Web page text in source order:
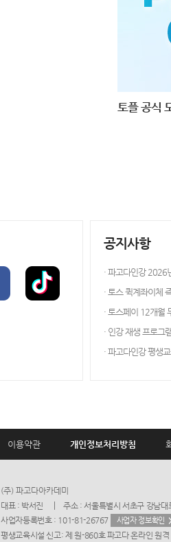
토플 공식
공지사항
· 파고다인강 2026
· 토스 퀵계좌이체
· 토스페이 12개월
· 인강 재생 프로
· 파고다인강 평생
이용약관 개인정보처리방침
(주) 파고다아카데미
대표 : 박서진
주소 : 서울특별시 서초구 강남
사업자등록번호 : 101-81-26767
사업자 정보확인
평생교육시설 신고: 제 원-860호 파고다 온라인 원